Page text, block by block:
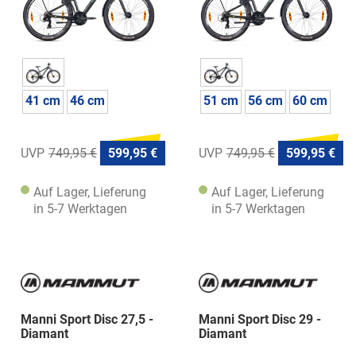
41 cm 46 cm
749,95 € 599,95 €
Auf Lager, Lieferung
in 5-7 Werktagen
51 cm 56 cm 60 cm
749,95 € 599,95 €
Auf Lager, Lieferung
in 5-7 Werktagen
Manni Sport Disc 27,5 -
Diamant
Manni Sport Disc 29 -
Diamant